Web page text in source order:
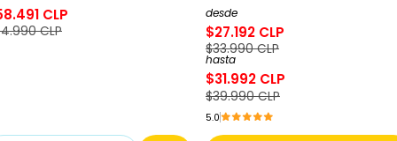
CLP
CLP
desde
$27.192 CLP
$33.990 CLP
hasta
$31.992 CLP
$39.990 CLP
5.0